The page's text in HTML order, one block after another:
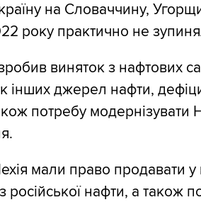
на Словаччину,
року практично не
виняток з нафтових
інших джерел нафти,
потребу модернізувати
мали право продавати у
нафти, а також